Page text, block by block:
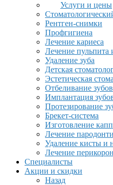
Услуги и цены
Рентген-снимки
Профгигиена
Лечение кариеса
Лечение пульпита
Удаление зуба
Детская
Эстетическая
Отбеливание зубов
Имплантация
Протезирование
Брекет-система
Изготовление капп
Лечение
Удаление кисты и
Лечение
Специалисты
Акции и скидки
Назад